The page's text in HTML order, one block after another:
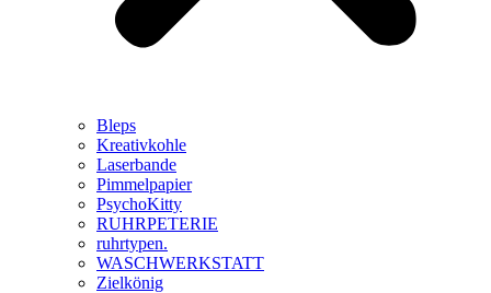
Bleps
Kreativkohle
Laserbande
Pimmelpapier
PsychoKitty
RUHRPETERIE
ruhrtypen.
WASCHWERKSTATT
Zielkönig